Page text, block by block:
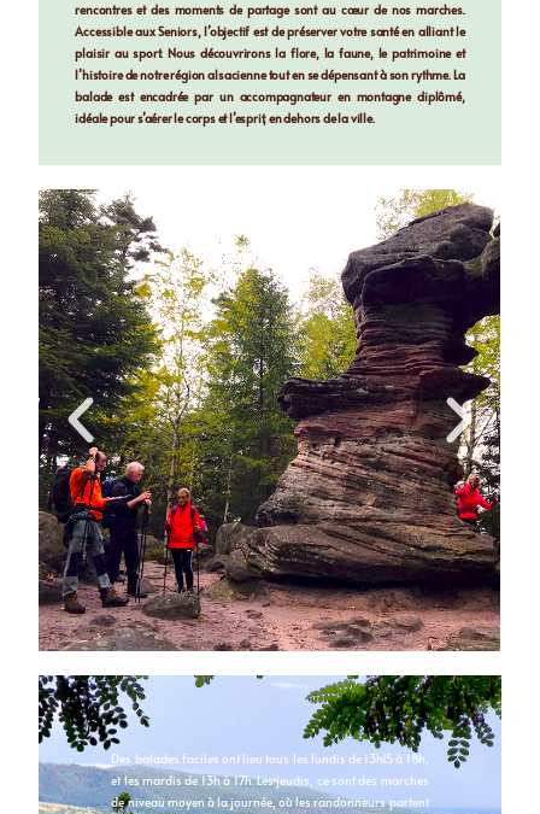
rencontres et des moments de partage sont au cœur de nos marches.
Accessible aux Seniors, l’objectif est de préserver votre santé en alliant le
plaisir au sport. Nous découvrirons la flore, la faune, le patrimoine et
l’histoire de notre région alsacienne tout en se dépensant à son rythme. La
balade est encadrée par un accompagnateur en montagne diplômé,
idéale pour s’aérer le corps et l’esprit, en dehors de la ville.
Des balades faciles ont lieu tous les lundis de 13h15 à 18h,
et les mardis de 13h à 17h. Les jeudis, ce sont des marches
de niveau moyen à la journée, où les randonneurs partent